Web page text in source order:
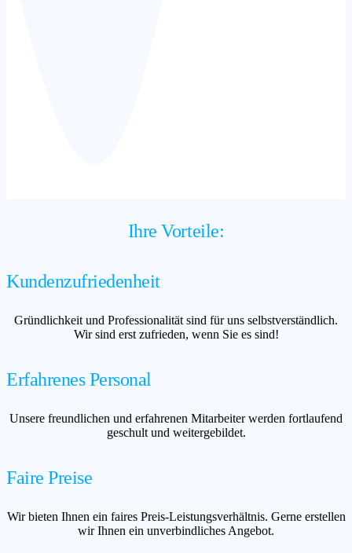
Ihre Vorteile:
Kundenzufriedenheit
Gründlichkeit und Professionalität sind für uns selbstverständlich.
Wir sind erst zufrieden, wenn Sie es sind!
Erfahrenes Personal
Unsere freundlichen und erfahrenen Mitarbeiter werden fortlaufend
geschult und weitergebildet.
Faire Preise
Wir bieten Ihnen ein faires Preis-Leistungsverhältnis. Gerne erstellen
wir Ihnen ein unverbindliches Angebot.